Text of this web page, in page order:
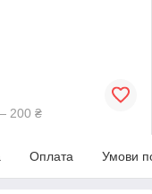
200 ₴
Оплата Умови